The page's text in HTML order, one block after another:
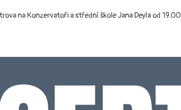
na Konzervatoři a střední škole Jana Deyla od